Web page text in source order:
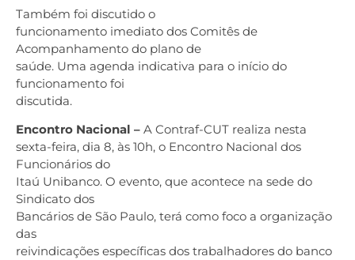
Também foi discutido o
funcionamento imediato dos Comitês de
Acompanhamento do plano de
saúde. Uma agenda indicativa para o início do
funcionamento foi
discutida.
Encontro Nacional – A Contraf-CUT realiza nesta
sexta-feira, dia 8, às 10h, o Encontro Nacional dos
Funcionários do
Itaú Unibanco. O evento, que acontece na sede do
Sindicato dos
Bancários de São Paulo, terá como foco a organização
das
reivindicações específicas dos trabalhadores do banco